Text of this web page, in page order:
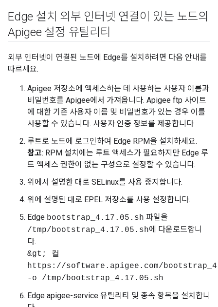
Edge 설치 외부 인터넷 연결이 있는 노드의
Apigee 설정 유틸리티
외부 인터넷이 연결된 노드에 Edge를 설치하려면 다음 안내를
따르세요.
Apigee 저장소에 액세스하는 데 사용하는 사용자 이름과
비밀번호를 Apigee에서 가져옵니다. Apigee ftp 사이트
에 대한 기존 사용자 이름 및 비밀번호가 있는 경우 이를
사용할 수 있습니다. 사용자 인증 정보를 제공합니다
루트로 노드에 로그인하여 Edge RPM을 설치하세요.
참고: RPM 설치에는 루트 액세스가 필요하지만 Edge 루
트 액세스 권한이 없는 구성으로 설정할 수 있습니다.
위에서 설명한 대로 SELinux를 사용 중지합니다.
위에 설명된 대로 EPEL 저장소를 사용 설정합니다.
Edge bootstrap_4.17.05.sh 파일을
/tmp/bootstrap_4.17.05.sh에 다운로드합니
다.
&gt; 컬
https://software.apigee.com/
-o /tmp/bootstrap_4.17.05.sh
Edge apigee-service 유틸리티 및 종속 항목을 설치합니